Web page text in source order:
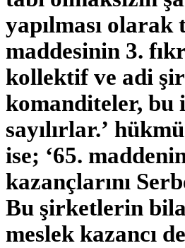
yapılması olarak
maddesinin 3.
kollektif ve adi
komanditeler, bu
sayılırlar.’
ise; ‘65.
kazançlarını
Bu şirketlerin
meslek kazancı